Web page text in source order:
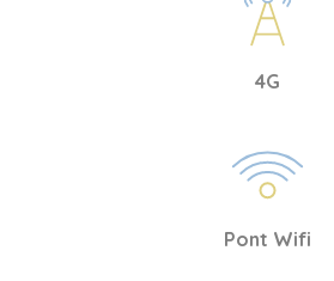
4G
Pont Wifi